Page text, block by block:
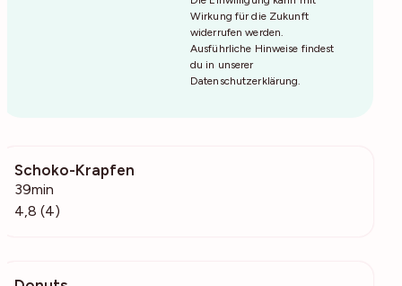
Wirkung für die Zukunft
widerrufen werden.
Ausführliche Hinweise findest
du in unserer
Datenschutzerklärung.
Schoko-Krapfen
39min
4,8 (4)